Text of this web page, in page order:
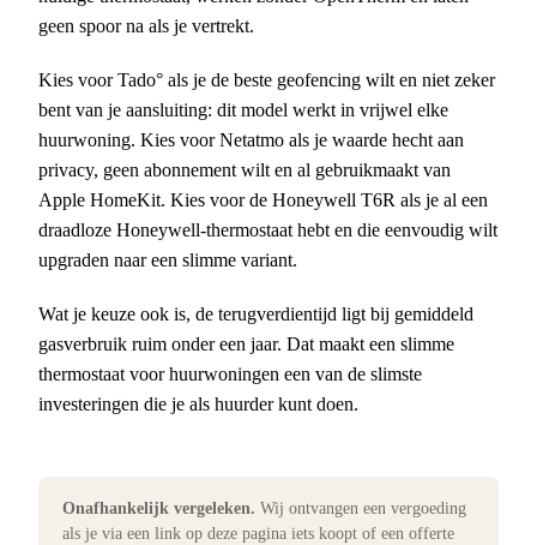
geen spoor na als je vertrekt.
Kies voor Tado° als je de beste geofencing wilt en niet zeker
bent van je aansluiting: dit model werkt in vrijwel elke
huurwoning. Kies voor Netatmo als je waarde hecht aan
privacy, geen abonnement wilt en al gebruikmaakt van
Apple HomeKit. Kies voor de Honeywell T6R als je al een
draadloze Honeywell-thermostaat hebt en die eenvoudig wilt
upgraden naar een slimme variant.
Wat je keuze ook is, de terugverdientijd ligt bij gemiddeld
gasverbruik ruim onder een jaar. Dat maakt een slimme
thermostaat voor huurwoningen een van de slimste
investeringen die je als huurder kunt doen.
Onafhankelijk vergeleken. Wij ontvangen een vergoeding
als je via een link op deze pagina iets koopt of een offerte